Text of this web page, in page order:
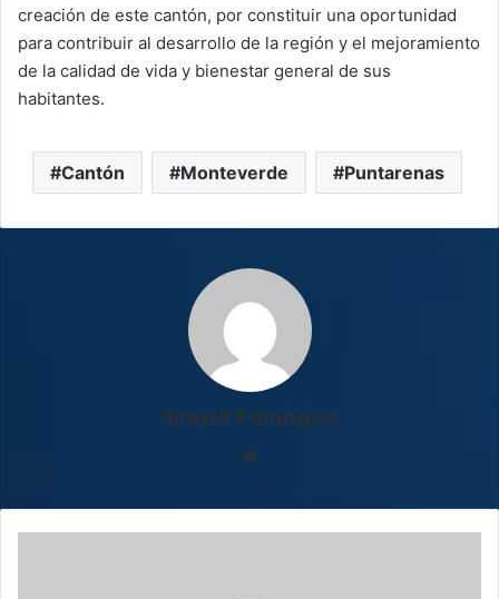
creación de este cantón, por constituir una oportunidad
para contribuir al desarrollo de la región y el mejoramiento
de la calidad de vida y bienestar general de sus
habitantes.
Cantón Monteverde Puntarenas
Sheyla Paniagua